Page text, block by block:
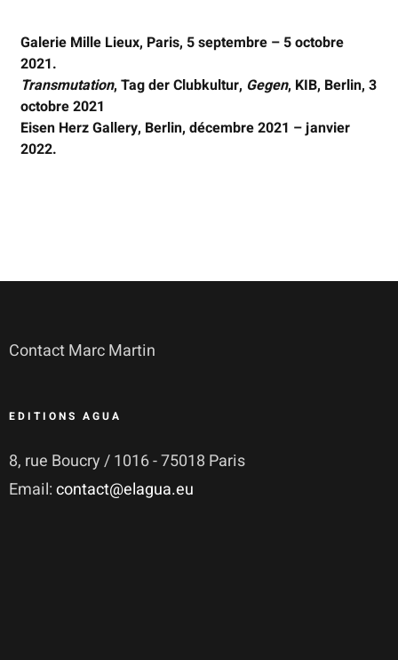
Galerie Mille Lieux, Paris, 5 septembre – 5 octobre
2021.
Transmutation, Tag der Clubkultur, Gegen, KIB, Berlin, 3
octobre 2021
Eisen Herz Gallery, Berlin, décembre 2021 – janvier
2022.
Contact Marc Martin
EDITIONS AGUA
8, rue Boucry / 1016 - 75018 Paris
Email:contact@elagua.eu